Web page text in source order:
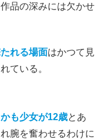
品の深みには欠かせ
れる場面はかつて見
ている。
も少女が12歳とあ
腕を奮わせるわけに